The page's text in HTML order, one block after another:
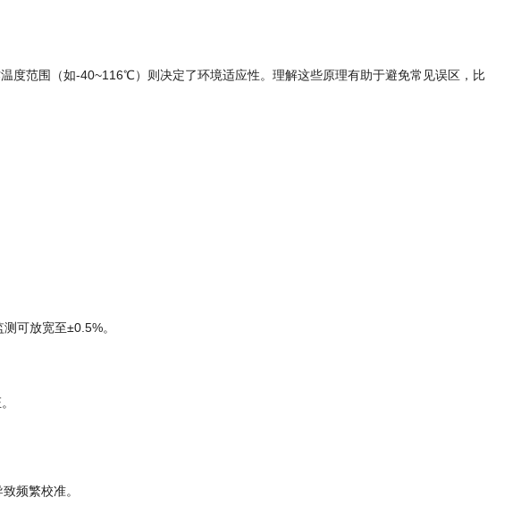
度范围（如-40~116℃）则决定了环境适应性。理解这些原理有助于避免常见误区，比
可放宽至±0.5%。
频繁校准。